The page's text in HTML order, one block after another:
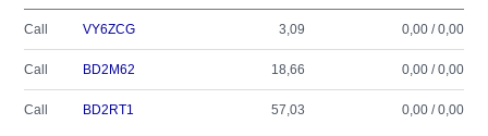
Call VY6ZCG 3,09 0,00 / 0,00
Call BD2M62 18,66 0,00 / 0,00
Call BD2RT1 57,03 0,00 / 0,00